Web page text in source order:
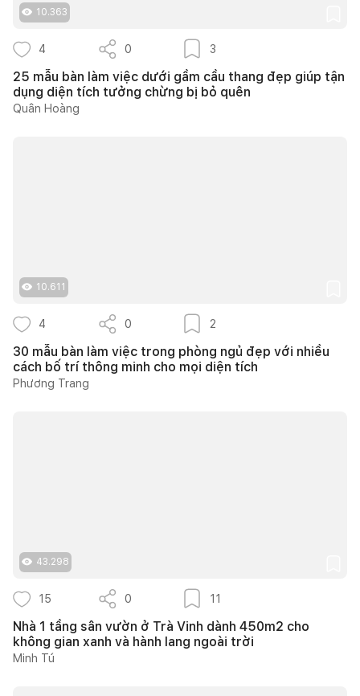
10.363
4 0 3
25 mẫu bàn làm việc dưới gầm cầu thang đẹp giúp tận
dụng diện tích tưởng chừng bị bỏ quên
Quân Hoàng
10.611
4 0 2
30 mẫu bàn làm việc trong phòng ngủ đẹp với nhiều
cách bố trí thông minh cho mọi diện tích
Phương Trang
43.298
15 0 11
Nhà 1 tầng sân vườn ở Trà Vinh dành 450m2 cho
không gian xanh và hành lang ngoài trời
Minh Tú